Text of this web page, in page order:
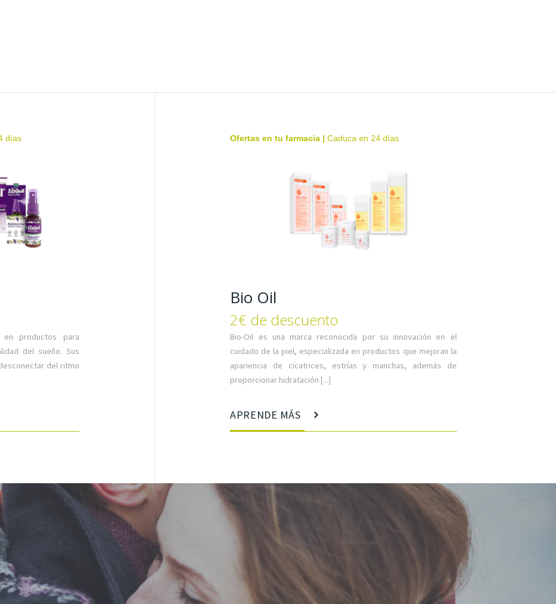
días
en productos para
del sueño. Sus
del ritmo
Ofertas en tu farmacia |Caduca en 24 días
Bio Oil
2€ de descuento
Bio-Oil es una marca reconocida por su innovación en el
cuidado de la piel, especializada en productos que mejoran la
apariencia de cicatrices, estrías y manchas, además de
proporcionar hidratación [...]
APRENDE MÁS